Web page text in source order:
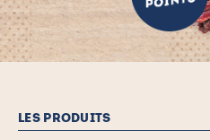
LES PRODUITS